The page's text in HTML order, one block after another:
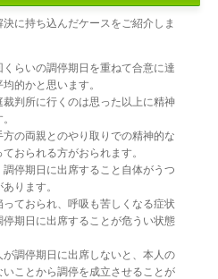
に持ち込んだケースをご紹介しま
らいの調停期日を重ねて合意に達
的かと思います。
判所に行くのは思った以上に精神
の両親とのやり取りでの精神的な
おられる方がおられます。
停期日に出席すること自体がうつ
ります。
ておられ、呼吸も苦しくなる症状
期日に出席することが危うい状態
調停期日に出席しないと、本人の
ことから調停を成立させることが